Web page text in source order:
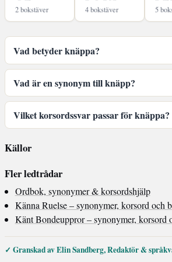
2 bokstäver 4 bokstäver 5
Vad betyder knäppa?
Vad är en synonym till knäpp?
Vilket korsordssvar passar för knäppa?
Källor
Fler ledtrådar
Ordbok, synonymer & korsordshjälp
Känna Ruelse – synonymer, korsord och
Känt Bondeuppror – synonymer, korsord
✓ Granskad av Elin Sandberg, Redaktör &